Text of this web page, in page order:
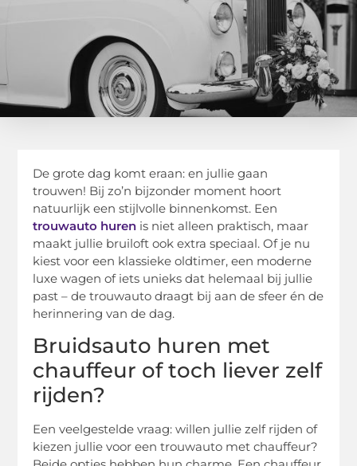
De grote dag komt eraan: en jullie gaan
trouwen! Bij zo’n bijzonder moment hoort
natuurlijk een stijlvolle binnenkomst. Een
trouwauto huren is niet alleen praktisch, maar
maakt jullie bruiloft ook extra speciaal. Of je nu
kiest voor een klassieke oldtimer, een moderne
luxe wagen of iets unieks dat helemaal bij jullie
past – de trouwauto draagt bij aan de sfeer én de
herinnering van de dag.
Bruidsauto huren met
chauffeur of toch liever zelf
rijden?
Een veelgestelde vraag: willen jullie zelf rijden of
kiezen jullie voor een trouwauto met chauffeur?